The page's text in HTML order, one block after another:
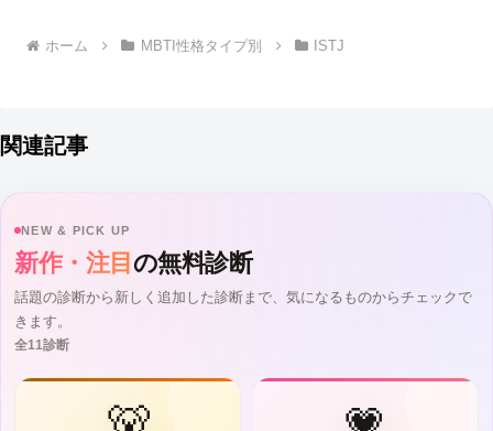
ホーム MBTI性格タイプ別 ISTJ
関連記事
NEW & PICK UP
新作・注目 の無料診断
話題の診断から新しく追加した診断まで、気になるものからチェックで
きます。
全11診断